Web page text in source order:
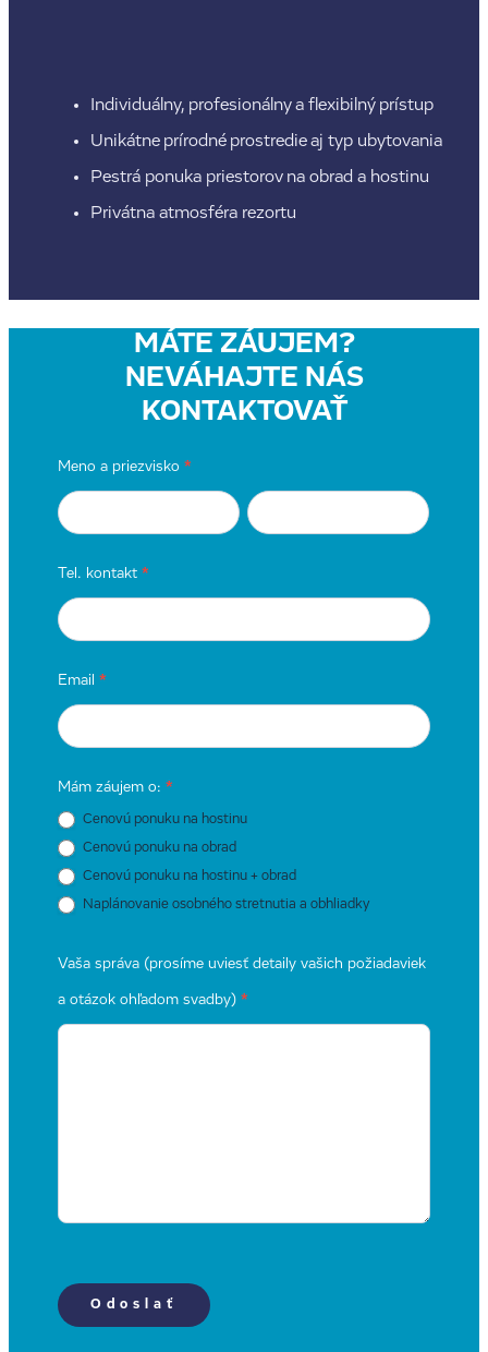
Individuálny, profesionálny a flexibilný prístup
Unikátne prírodné prostredie aj typ ubytovania
Pestrá ponuka priestorov na obrad a hostinu
Privátna atmosféra rezortu
MÁTE ZÁUJEM?
NEVÁHAJTE NÁS
KONTAKTOVAŤ
Kontaktný
formulár
svadba
Meno a priezvisko*
Meno
priezvisko
Meno
Tel. kontakt*
Email*
Mám záujem o:*
Cenovú ponuku na hostinu
Cenovú ponuku na obrad
Cenovú ponuku na hostinu + obrad
Naplánovanie osobného stretnutia a obhliadky
Vaša správa (prosíme uviesť detaily vašich požiadaviek
a otázok ohľadom svadby)*
Odoslať